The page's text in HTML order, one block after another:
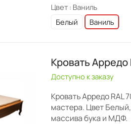
Цвет : Ваниль
Белый
Ваниль
Кровать Арредо
Доступно к заказу
Кровать Арредо RAL
мастера. Цвет
массива бука и МДФ.